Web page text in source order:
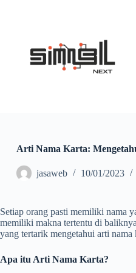
Arti Nama Karta:
jasaweb 10/01/2023
Setiap orang pasti memiliki nama
memiliki makna tertentu di
yang tertarik mengetahui arti nama
Apa itu Arti Nama Karta?